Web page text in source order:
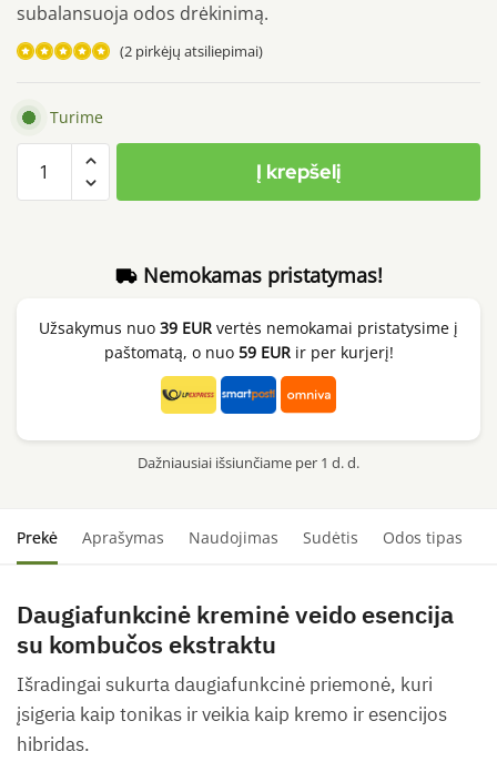
subalansuoja odos drėkinimą.
5.00iš 5
įvertinimų:
(2 pirkėjų atsiliepimai)
Turime
kiekis:
150ml
Į krepšelį
Nemokamas pristatymas!
Užsakymus nuo 39 EUR vertės nemokamai pristatysime į
paštomatą, o nuo 59 EURir per kurjerį!
Dažniausiai išsiunčiame per 1 d. d.
Prekė Aprašymas Naudojimas Sudėtis Odos tipas
Daugiafunkcinė kreminė veido esencija
su kombučos ekstraktu
Išradingai sukurta daugiafunkcinė priemonė, kuri
įsigeria kaip tonikas ir veikia kaip kremo ir esencijos
hibridas.